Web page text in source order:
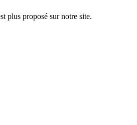
plus proposé sur notre site.